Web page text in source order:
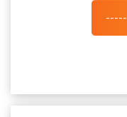
-----